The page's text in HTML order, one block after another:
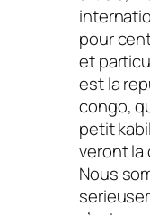
pour
et
est la
congo,
petit
veront la
Nous